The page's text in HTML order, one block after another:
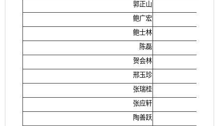
郭正山
鲍广宏
鲍士林
陈磊
贺会林
邢玉珍
张瑞桂
张应轩
陶善跃